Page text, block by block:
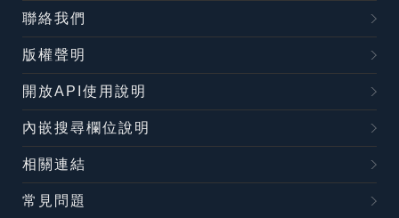
聯絡我們
版權聲明
開放API使用說明
內嵌搜尋欄位說明
相關連結
常見問題